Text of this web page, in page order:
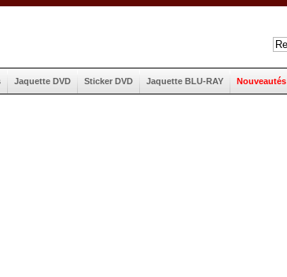
Jaquette DVD Sticker DVD Jaquette BLU-RAY Nouveautés